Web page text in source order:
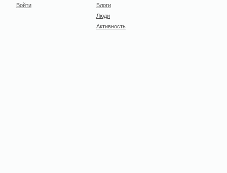
Войти
Блоги
Люди
Активность